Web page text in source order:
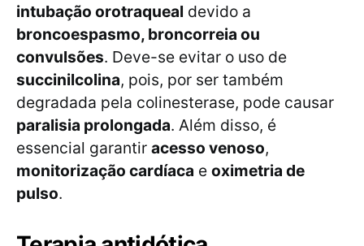
intubação orotraqueal devido a
broncoespasmo, broncorreia ou
convulsões. Deve-se evitar o uso de
succinilcolina, pois, por ser também
degradada pela colinesterase, pode causar
paralisia prolongada. Além disso, é
essencial garantir acesso venoso,
monitorização cardíaca e oximetria de
pulso.